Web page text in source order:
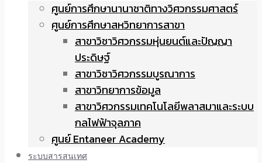
ศูนย์การศึกษานานาชาติทางวิศวกรรมศาสตร์
ศูนย์การศึกษาสหวิทยาการสาขา
สาขาวิชาวิศวกรรมหุ่นยนต์และปัญญา
ประดิษฐ์
สาขาวิชาวิศวกรรมบูรณาการ
สาขาวิทยาการข้อมูล
สาขาวิศวกรรมเทคโนโลยีพลาสมาและระบบ
กลไฟฟ้าจุลภาค
ศูนย์ Entaneer Academy
ระบบสารสนเทศ